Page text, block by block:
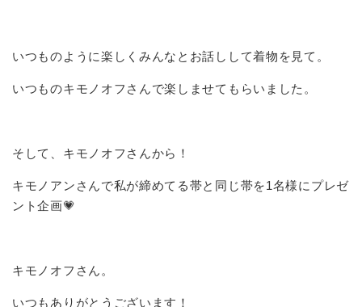
いつものように楽しくみんなとお話しして着物を見て。
いつものキモノオフさんで楽しませてもらいました。
そして、キモノオフさんから！
キモノアンさんで私が締めてる帯と同じ帯を1名様にプレゼ
ント企画💗
キモノオフさん。
いつもありがとうございます！